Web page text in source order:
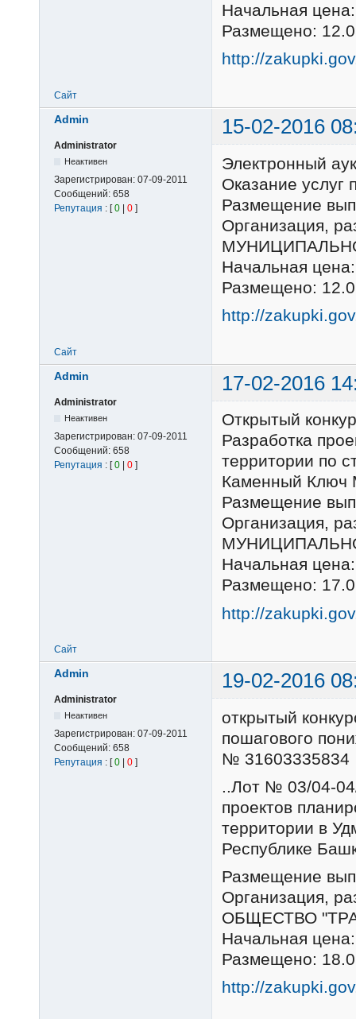
Начальная
Размещено:
http://
Сайт
Admin 15-02-2016
Administrator
Неактивен
Зарегистрирован: 07-09-2011
Сообщений: 658
Репутация : [0 0 ]
Электронный
Оказание услуг
Размещение
Организация,
Начальная
Размещено:
http://
Сайт
Admin 17-02-2016
Administrator
Неактивен
Зарегистрирован: 07-09-2011
Сообщений: 658
Репутация : [0 | 0 ]
Открытый
Разработка
территории по
Каменный Ключ
Размещение
Организация,
Начальная
Размещено:
http://
Сайт
Admin 19-02-2016
Administrator
Неактивен
Зарегистрирован: 07-09-2011
Сообщений: 658
Репутация : [0 0 ]
открытый
пошагового
№ 31603335834
..Лот № 03/04-
проектов
территории в
Республике
Размещение
Организация,
ОБЩЕСТВО
Начальная
Размещено:
http://